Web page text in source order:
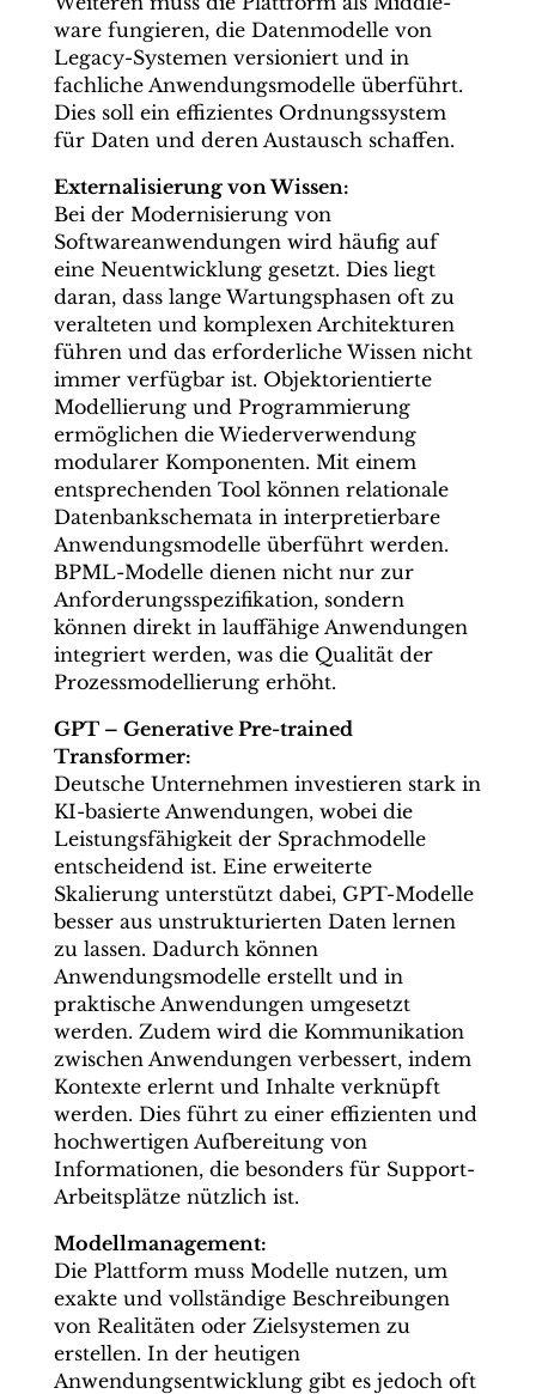
ware fungieren, die Datenmodelle von
Legacy-Systemen versioniert und in
fachliche Anwendungsmodelle überführt.
Dies soll ein effizientes Ordnungssystem
für Daten und deren Austausch schaffen.
Externalisierung von Wissen:
Bei der Modernisierung von
Softwareanwendungen wird häufig auf
eine Neuentwicklung gesetzt. Dies liegt
daran, dass lange Wartungsphasen oft zu
veralteten und komplexen Architekturen
führen und das erforderliche Wissen nicht
immer verfügbar ist. Objektorientierte
Modellierung und Programmierung
ermöglichen die Wiederverwendung
modularer Komponenten. Mit einem
entsprechenden Tool können relationale
Datenbankschemata in interpretierbare
Anwendungsmodelle überführt werden.
BPML-Modelle dienen nicht nur zur
Anforderungsspezifikation, sondern
können direkt in lauffähige Anwendungen
integriert werden, was die Qualität der
Prozessmodellierung erhöht.
GPT – Generative Pre-trained
Transformer:
Deutsche Unternehmen investieren stark in
KI-basierte Anwendungen, wobei die
Leistungsfähigkeit der Sprachmodelle
entscheidend ist. Eine erweiterte
Skalierung unterstützt dabei, GPT-Modelle
besser aus unstrukturierten Daten lernen
zu lassen. Dadurch können
Anwendungsmodelle erstellt und in
praktische Anwendungen umgesetzt
werden. Zudem wird die Kommunikation
zwischen Anwendungen verbessert, indem
Kontexte erlernt und Inhalte verknüpft
werden. Dies führt zu einer effizienten und
hochwertigen Aufbereitung von
Informationen, die besonders für Support-
Arbeitsplätze nützlich ist.
Modellmanagement:
Die Plattform muss Modelle nutzen, um
exakte und vollständige Beschreibungen
von Realitäten oder Zielsystemen zu
erstellen. In der heutigen
Anwendungsentwicklung gibt es jedoch oft